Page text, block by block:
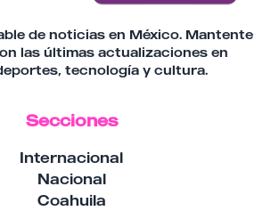
de noticias en México. Mantente
las últimas actualizaciones en
tecnología y cultura.
Secciones
Internacional
Nacional
Coahuila